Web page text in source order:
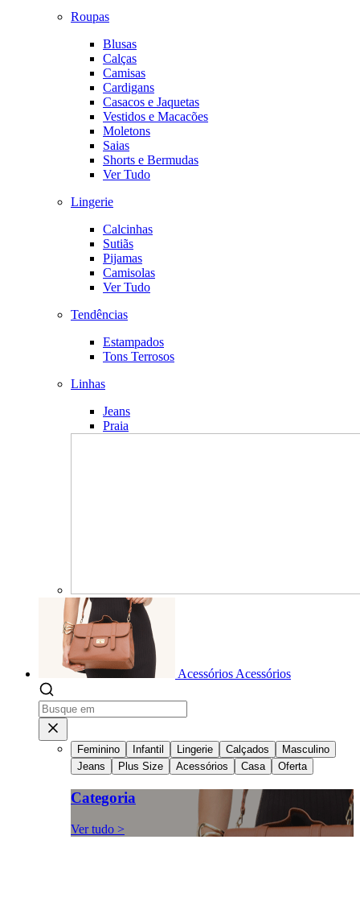
Roupas
Blusas
Calças
Camisas
Cardigans
Casacos e Jaquetas
Vestidos e Macacões
Moletons
Saias
Shorts e Bermudas
Ver Tudo
Lingerie
Calcinhas
Sutiãs
Pijamas
Camisolas
Ver Tudo
Tendências
Estampados
Tons Terrosos
Linhas
Jeans
Praia
Acessórios Acessórios
Feminino Infantil Lingerie Calçados
Masculino
Jeans
Plus Size Acessórios Casa Oferta
Categoria
Ver tudo >